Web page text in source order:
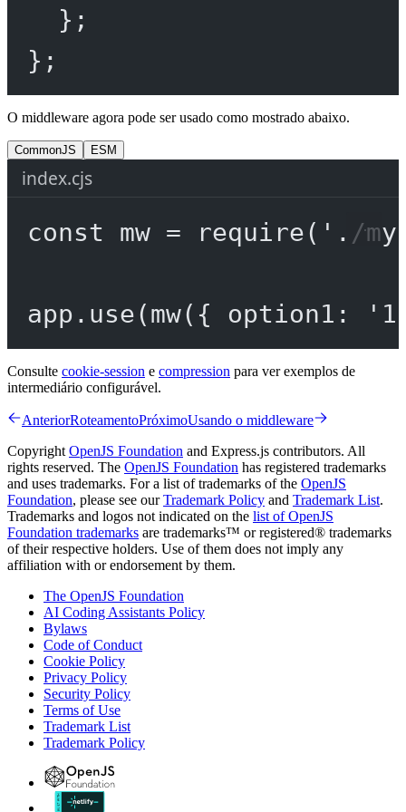
};
};
O middleware agora pode ser usado como mostrado abaixo.
CommonJS ESM
index.cjs
const mw = require( './
app. use(mw({ option1:
Consulte cookie-session e compression para ver exemplos de
intermediário configurável.
AnteriorRoteamentoPróximoUsando o middleware
CopyrightOpenJS Foundation and Express.js contributors. All
rights reserved. The OpenJS Foundation has registered trademarks
and uses trademarks. For a list of trademarks of the OpenJS
Foundation, please see ourTrademark Policy and Trademark List.
Trademarks and logos not indicated on the list of OpenJS
Foundation trademarks are trademarks™ or registered® trademarks
of their respective holders. Use of them does not imply any
affiliation with or endorsement by them.
The OpenJS Foundation
AI Coding Assistants Policy
Bylaws
Code of Conduct
Cookie Policy
Privacy Policy
Security Policy
Terms of Use
Trademark List
Trademark Policy